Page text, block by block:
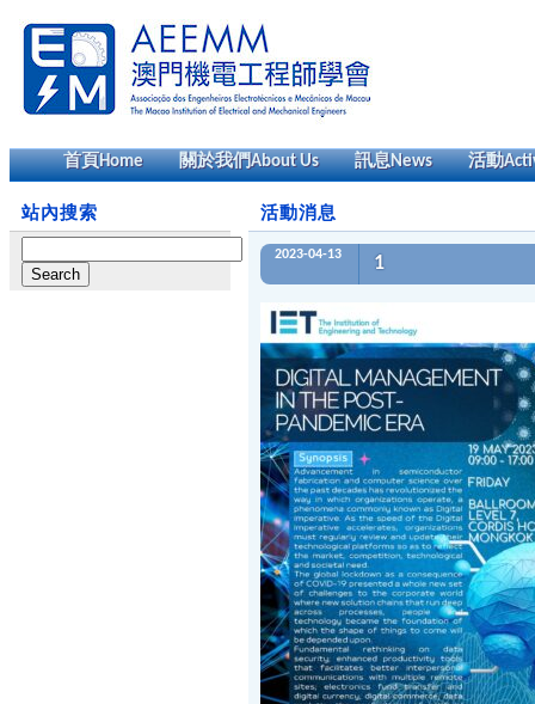
首頁Home 關於我們About Us 訊息News 活動
站內搜索
for:
活動消息
2023-04-13 1